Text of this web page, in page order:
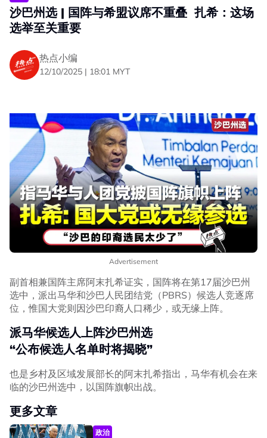
沙巴州选 | 国阵与希盟议席不重叠 扎希：这场
选举至关重要
热点小编
12/10/2025 | 18:01 MYT
Advertisement
副首相兼国阵主席阿末扎希证实，国阵将在第17届沙巴州
选中，派出马华和沙巴人民团结党（PBRS）候选人竞逐席
位，惟国大党则因沙巴印裔人口稀少，或无缘上阵。
派马华候选人上阵沙巴州选
“公布候选人名单时将揭晓”
也是乡村及区域发展部长的阿末扎希指出，马华有机会在来
临的沙巴州选中，以国阵旗帜出战。
更多文章
政治